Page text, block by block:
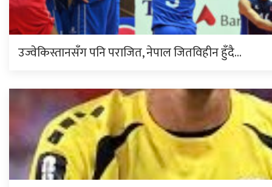
उज्वेकिस्तानसँग पनि पराजित, नेपाल जितविहीन हुँदै…